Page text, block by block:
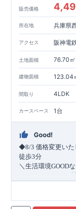
販売価格
所在地 兵庫県
アクセス 阪神電
土地面積 76.70㎡
建物面積 123.04
間取り 4LDK
カースペース 1台
Good!
◆8/3 価格変更い
徒歩3分
＼生活環境GOOD
・デザインと機能
リビング全体を見渡
・網戸